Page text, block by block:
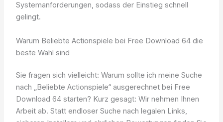
Systemanforderungen, sodass der Einstieg schnell
gelingt.
Warum Beliebte Actionspiele bei Free Download 64 die
beste Wahl sind
Sie fragen sich vielleicht: Warum sollte ich meine Suche
nach „Beliebte Actionspiele“ ausgerechnet bei Free
Download 64 starten? Kurz gesagt: Wir nehmen Ihnen
Arbeit ab. Statt endloser Suche nach legalen Links,